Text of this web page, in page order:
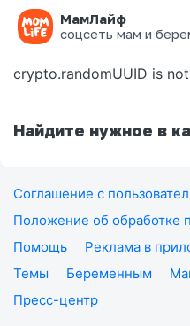
МамЛайф
соцсеть мам и
Ошибка на
crypto.randomUUID is
Найдите нужное в
Соглашение с
Положение об обработке
Помощь
Реклама в
Темы
Беременным
Пресс-центр